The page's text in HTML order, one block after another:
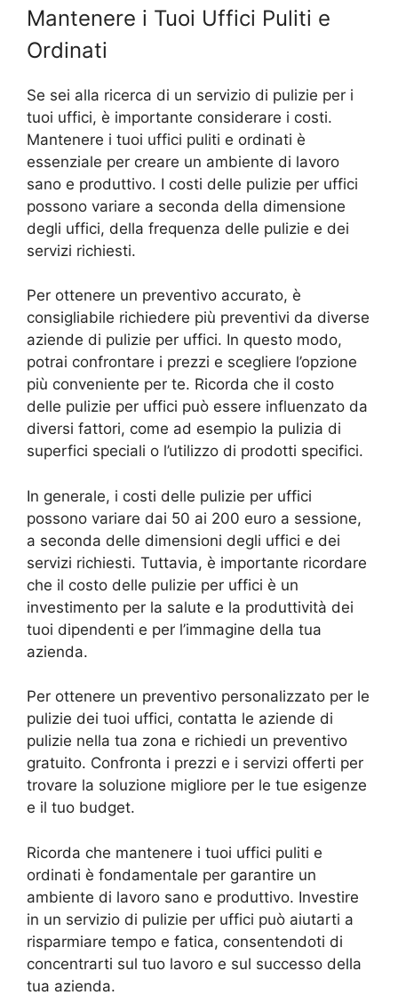
Mantenere i Tuoi Uffici Puliti e
Ordinati
Se sei alla ricerca di un servizio di pulizie per i
tuoi uffici, è importante considerare i costi.
Mantenere i tuoi uffici puliti e ordinati è
essenziale per creare un ambiente di lavoro
sano e produttivo. I costi delle pulizie per uffici
possono variare a seconda della dimensione
degli uffici, della frequenza delle pulizie e dei
servizi richiesti.
Per ottenere un preventivo accurato, è
consigliabile richiedere più preventivi da diverse
aziende di pulizie per uffici. In questo modo,
potrai confrontare i prezzi e scegliere l’opzione
più conveniente per te. Ricorda che il costo
delle pulizie per uffici può essere influenzato da
diversi fattori, come ad esempio la pulizia di
superfici speciali o l’utilizzo di prodotti specifici.
In generale, i costi delle pulizie per uffici
possono variare dai 50 ai 200 euro a sessione,
a seconda delle dimensioni degli uffici e dei
servizi richiesti. Tuttavia, è importante ricordare
che il costo delle pulizie per uffici è un
investimento per la salute e la produttività dei
tuoi dipendenti e per l’immagine della tua
azienda.
Per ottenere un preventivo personalizzato per le
pulizie dei tuoi uffici, contatta le aziende di
pulizie nella tua zona e richiedi un preventivo
gratuito. Confronta i prezzi e i servizi offerti per
trovare la soluzione migliore per le tue esigenze
e il tuo budget.
Ricorda che mantenere i tuoi uffici puliti e
ordinati è fondamentale per garantire un
ambiente di lavoro sano e produttivo. Investire
in un servizio di pulizie per uffici può aiutarti a
risparmiare tempo e fatica, consentendoti di
concentrarti sul tuo lavoro e sul successo della
tua azienda.